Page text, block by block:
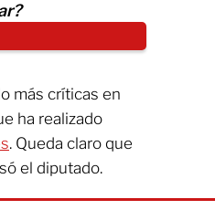
más críticas en
ha realizado
. Queda claro que
el diputado.